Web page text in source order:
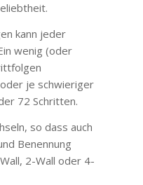
kann jeder
wenig (oder
je schwieriger
72 Schritten.
so dass auch
Benennung
2-Wall oder 4-